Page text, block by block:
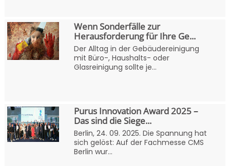
Wenn Sonderfälle zur
Herausforderung für Ihre Ge...
Der Alltag in der Gebäudereinigung
mit Büro-, Haushalts- oder
Glasreinigung sollte je...
Purus Innovation Award 2025 –
Das sind die Siege...
Berlin, 24. 09. 2025. Die Spannung hat
sich gelöst: Auf der Fachmesse CMS
Berlin wur...